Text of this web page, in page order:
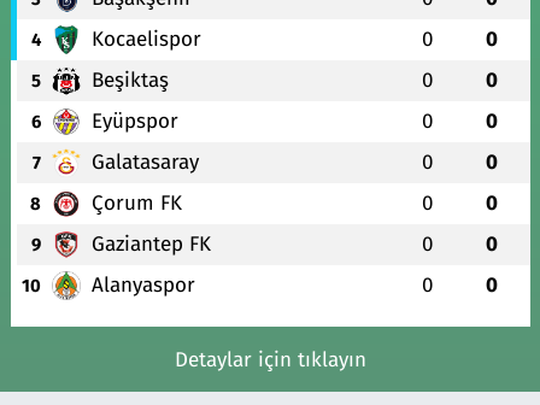
4 Kocaelispor 0 0
5 Beşiktaş 0 0
6 Eyüpspor 0 0
7 Galatasaray 0 0
8 Çorum FK 0 0
9 Gaziantep FK 0 0
10 Alanyaspor 0 0
Detaylar için tıklayın